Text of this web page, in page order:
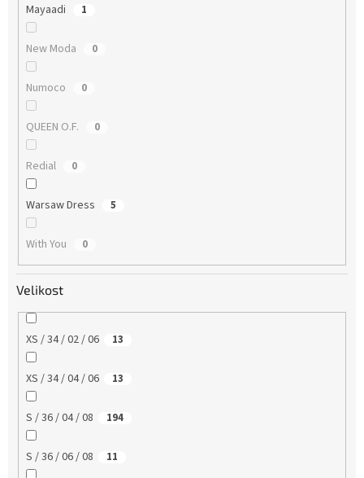
Mayaadi 1
New Moda 0
Numoco 0
QUEEN O.F. 0
Redial 0
Warsaw Dress 5
With You 0
Velikost
XS / 34 / 02 / 06 13
XS / 34 / 04 / 06 13
S / 36 / 04 / 08 194
S / 36 / 06 / 08 11